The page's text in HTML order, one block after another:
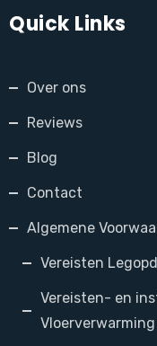
Quick Links
Over ons
Reviews
Blog
Contact
Algemene
Vereisten
Vereisten- en
Vloerverwarming